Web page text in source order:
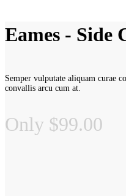
Eames - Side
Semper vulputate aliquam curae
convallis arcu cum at.
Only $99.00